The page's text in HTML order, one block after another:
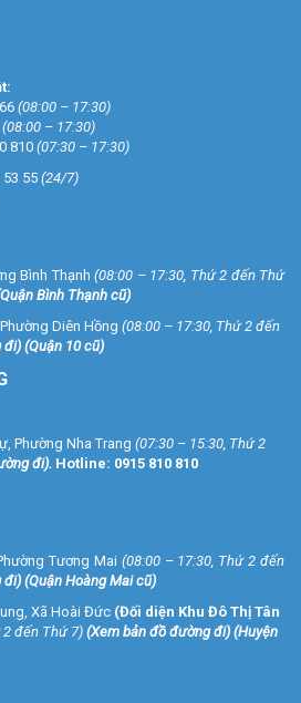
(08:00 – 17:30)
(08:00 – 17:30)
810(07:30 – 17:30)
53 55 (24/7)
Bình Thạnh (08:00 – 17:30, Thứ 2 đến Thứ
Bình Thạnh cũ)
Diên Hồng (08:00 – 17:30, Thứ 2 đến
đi) (Quận 10 cũ)
Phường Nha Trang (07:30 – 15:30, Thứ 2
đi). Hotline: 0915 810 810
Tương Mai (08:00 – 17:30, Thứ 2 đến
đi) (Quận Hoàng Mai cũ)
Xã Hoài Đức (Đối diện Khu Đô Thị Tân
2 đến Thứ 7) (Xem bản đồ đường đi) (Huyện